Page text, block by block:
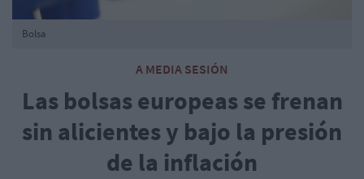
A MEDIA SESIÓN
Las bolsas europeas se frenan
sin alicientes y bajo la presión
de la inflación
Bolsa